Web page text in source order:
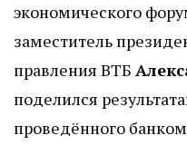
экономического
заместитель
правления ВТБ
поделился
проведённого